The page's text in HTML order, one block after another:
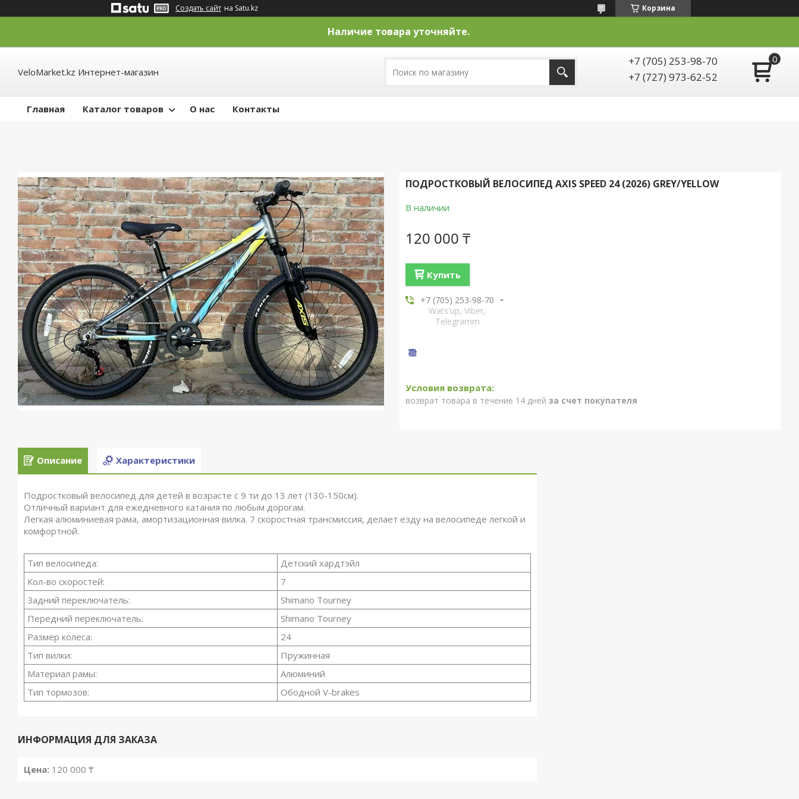
Создать сайт на Satu.kz Корзина
Наличие товара уточняйте.
VeloMarket.kz Интернет-магазин
+7 (705) 253-98-70
+7 (727) 973-62-52
Главная Каталог товаров О нас Контакты
ПОДРОСТКОВЫЙ ВЕЛОСИПЕД AXIS SPEED 24 (2026) GREY/YELLOW
В наличии
120 000 ₸
Купить
+7 (705) 253-98-70
Wats'up, Viber,
Telegramm
возврат товара в течение 14 дней за счет покупателя
Описание Характеристики
Подростковый велосипед для детей в возрасте с 9 ти до 13 лет (130-150см).
Отличный вариант для ежедневного катания по любым дорогам.
Легкая алюминиевая рама, амортизационная вилка. 7 скоростная трансмиссия, делает езду на велосипеде легкой и
комфортной.
Тип велосипеда:
Детский хардтэйл
Кол-во скоростей:
7
Задний переключатель:
Shimano Tourney
Передний переключатель:
Shimano Tourney
Размер колеса:
24
Тип вилки:
Пружинная
Материал рамы:
Алюминий
Тип тормозов:
Ободной V-brakes
ИНФОРМАЦИЯ ДЛЯ ЗАКАЗА
Цена: 120 000 ₸